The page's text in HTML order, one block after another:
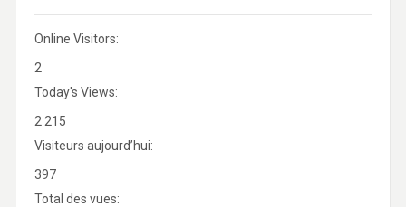
Online Visitors:
2
Today's Views:
2 215
Visiteurs aujourd’hui:
397
Total des vues: